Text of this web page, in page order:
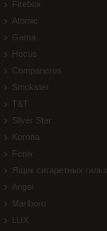
Firebox
Atomic
Gama
Hocus
Companeros
Smokster
T&T
Silver Star
Korona
Fenix
Ящик сигаретных гильз
Angel
Marlboro
LUX